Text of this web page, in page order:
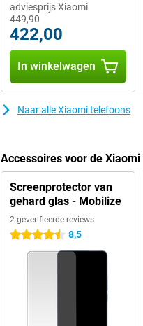
449,90
adviesprijs Xiaomi
422,00
In winkelwagen
Naar alle Xiaomi telefoons
Accessoires voor de
Screenprotector van
gehard glas - Mobilize
2 geverifieerde reviews
4.5 sterren 8,5